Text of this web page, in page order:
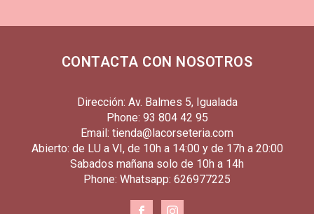
CONTACTA CON NOSOTROS
Dirección: Av. Balmes 5, Igualada
Phone: 93 804 42 95
Email: tienda@lacorseteria.com
Abierto: de LU a VI, de 10h a 14:00 y de 17h a 20:00
Sabados mañana solo de 10h a 14h
Phone: Whatsapp: 626977225